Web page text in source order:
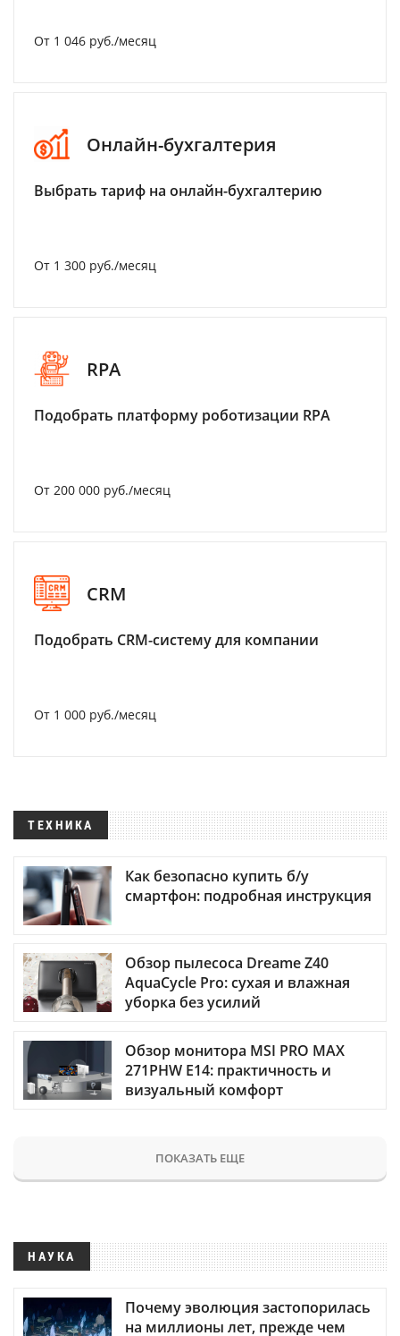
От 1 046 руб./месяц
Онлайн-бухгалтерия
Выбрать тариф на онлайн-бухгалтерию
От 1 300 руб./месяц
RPA
Подобрать платформу роботизации RPA
От 200 000 руб./месяц
CRM
Подобрать CRM-систему для компании
От 1 000 руб./месяц
ТЕХНИКА
Как безопасно купить б/у
смартфон: подробная инструкция
Обзор пылесоса Dreame Z40
AquaCycle Pro: сухая и влажная
уборка без усилий
Обзор монитора MSI PRO MAX
271PHW E14: практичность и
визуальный комфорт
ПОКАЗАТЬ ЕЩЕ
НАУКА
Почему эволюция застопорилась
на миллионы лет, прежде чем